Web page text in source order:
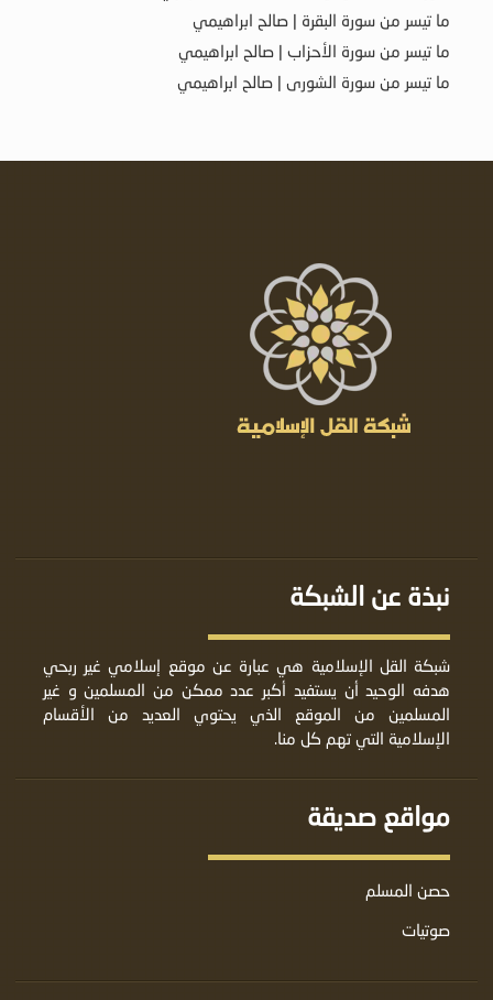
ما تيسر من سورة البقرة | صالح ابراهيمي
ما تيسر من سورة الأحزاب | صالح ابراهيمي
ما تيسر من سورة الشورى | صالح ابراهيمي
نبذة عن الشبكة
شبكة القل الإسلامية هي عبارة عن موقع إسلامي غير ربحي
هدفه الوحيد أن يستفيد أكبر عدد ممكن من المسلمين و غير
المسلمين من الموقع الذي يحتوي العديد من الأقسام
الإسلامية التي تهم كل منا.
مواقع صديقة
حصن المسلم
صوتيات